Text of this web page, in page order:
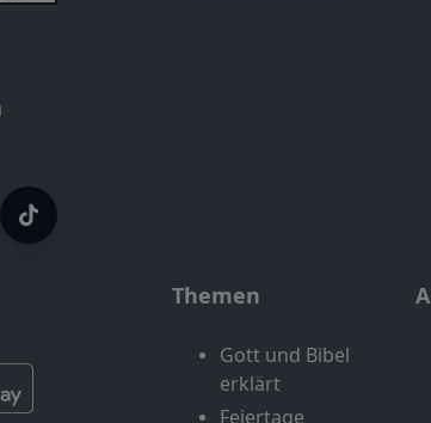
Themen
Gott und Bibel
erklärt
Feiertage